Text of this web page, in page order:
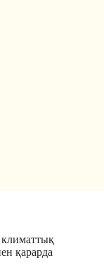
климаттық
қарарда